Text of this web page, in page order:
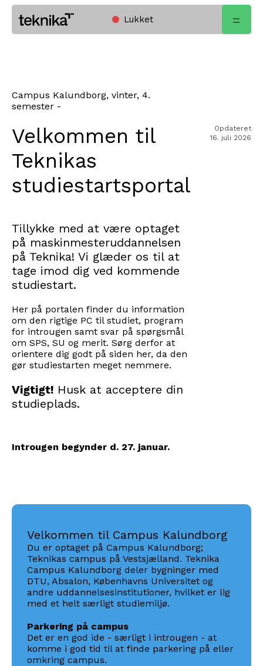
Home Lukket
Open
Campus Kalundborg, vinter, 4.
semester -
Velkommen til
Teknikas
studiestartsportal
Opdateret
16. juli 2026
Tillykke med at være optaget
på maskinmesteruddannelsen
på Teknika! Vi glæder os til at
tage imod dig ved kommende
studiestart.
Her på portalen finder du information
om den rigtige PC til studiet, program
for introugen samt svar på spørgsmål
om SPS, SU og merit. Sørg derfor at
orientere dig godt på siden her, da den
gør studiestarten meget nemmere.
Vigtigt! Husk at acceptere din
studieplads.
Introugen begynder d. 27. januar.
Velkommen til Campus Kalundborg
Du er optaget på Campus Kalundborg;
Teknikas campus på Vestsjælland. Teknika
Campus Kalundborg deler bygninger med
DTU, Absalon, Københavns Universitet og
andre uddannelsesinstitutioner, hvilket er lig
med et helt særligt studiemiljø.
Parkering på campus
Det er en god ide - særligt i introugen - at
komme i god tid til at finde parkering på eller
omkring campus.